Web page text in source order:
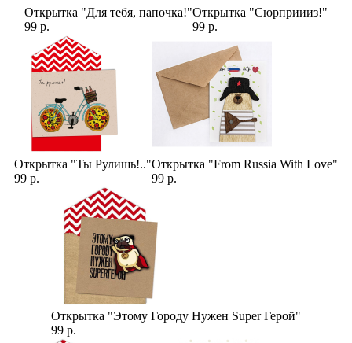
Открытка "Для тебя, папочка!"
99 р.
Открытка "Сюрприииз!"
99 р.
Открытка "Ты Рулишь!.."
99 р.
Открытка "From Russia With Love"
99 р.
Открытка "Этому Городу Нужен Super Герой"
99 р.